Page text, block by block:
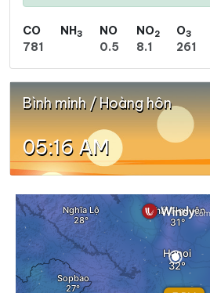
CO
781
NH3
NO
0.5
NO2
8.1
O3
261
Bình minh / Hoàng hôn
05:16 AM